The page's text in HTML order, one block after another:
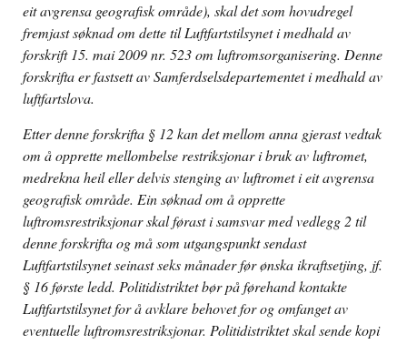
eit avgrensa geografisk område), skal det som hovudregel
fremjast søknad om dette til Luftfartstilsynet i medhald av
forskrift 15. mai 2009 nr. 523 om luftromsorganisering. Denne
forskrifta er fastsett av Samferdselsdepartementet i medhald av
luftfartslova.
Etter denne forskrifta § 12 kan det mellom anna gjerast vedtak
om å opprette mellombelse restriksjonar i bruk av luftromet,
medrekna heil eller delvis stenging av luftromet i eit avgrensa
geografisk område. Ein søknad om å opprette
luftromsrestriksjonar skal førast i samsvar med vedlegg 2 til
denne forskrifta og må som utgangspunkt sendast
Luftfartstilsynet seinast seks månader før ønska ikraftsetjing, jf.
§ 16 første ledd. Politidistriktet bør på førehand kontakte
Luftfartstilsynet for å avklare behovet for og omfanget av
eventuelle luftromsrestriksjonar. Politidistriktet skal sende kopi